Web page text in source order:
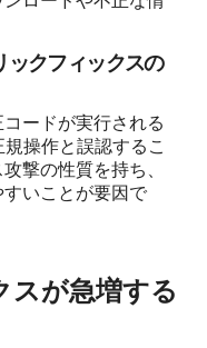
ックフィックスの
ードが実行される
操作と誤認するこ
撃の性質を持ち、
いことが要因で
スが急増する